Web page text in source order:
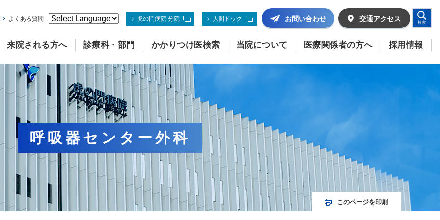
お問い合わせ 交通アクセス 検索
よくある質問 虎の門病院 分院 人間ドック
来院される方へ 診療科・部門 かかりつけ医検索 当院について 医療関係者の方へ 採用情報
呼吸器センター外科
このページを印刷